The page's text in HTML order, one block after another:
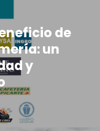
de
un
y